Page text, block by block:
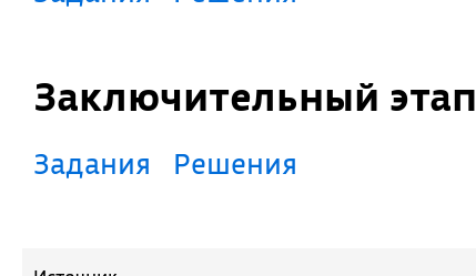
Заключительный этап
Задания Решения